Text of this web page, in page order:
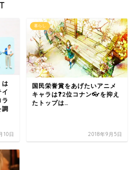
は
10日
暮らし
国民栄誉賞をあげたいアニメ
キャラは❓2位コナン👓を抑え
たトップは…
2018年9月5日